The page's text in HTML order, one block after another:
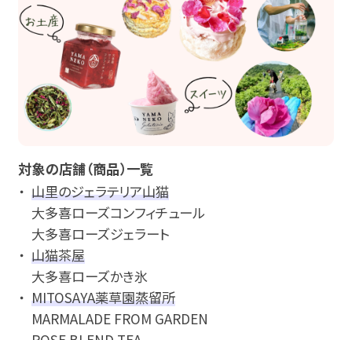
対象の店舗（商品）一覧
山里のジェラテリア山猫
大多喜ローズコンフィチュール
大多喜ローズジェラート
山猫茶屋
大多喜ローズかき氷
MITOSAYA薬草園蒸留所
MARMALADE FROM GARDEN